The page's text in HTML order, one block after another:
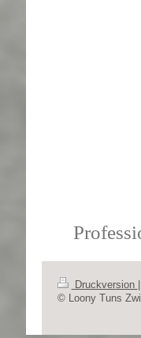
Druckversion
© Loony Tuns